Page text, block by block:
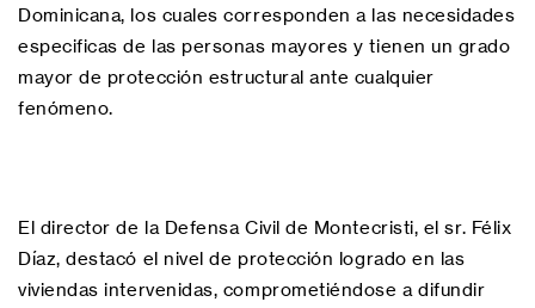
Dominicana, los cuales corresponden a las necesidades
especificas de las personas mayores y tienen un grado
mayor de protección estructural ante cualquier
fenómeno.
El director de la Defensa Civil de Montecristi, el sr. Félix
Díaz, destacó el nivel de protección logrado en las
viviendas intervenidas, comprometiéndose a difundir